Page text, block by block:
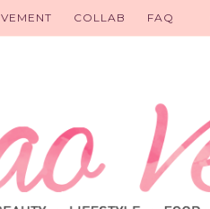
COLLAB FAQ